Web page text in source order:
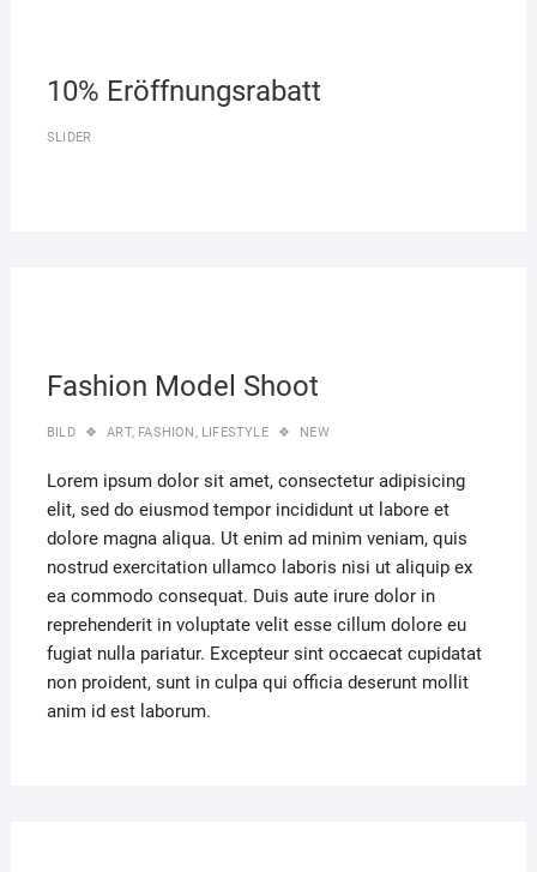
10% Eröffnungsrabatt
SLIDER
Fashion Model Shoot
BILD ART, FASHION, LIFESTYLE NEW
Lorem ipsum dolor sit amet, consectetur adipisicing
elit, sed do eiusmod tempor incididunt ut labore et
dolore magna aliqua. Ut enim ad minim veniam, quis
nostrud exercitation ullamco laboris nisi ut aliquip ex
ea commodo consequat. Duis aute irure dolor in
reprehenderit in voluptate velit esse cillum dolore eu
fugiat nulla pariatur. Excepteur sint occaecat cupidatat
non proident, sunt in culpa qui officia deserunt mollit
anim id est laborum.